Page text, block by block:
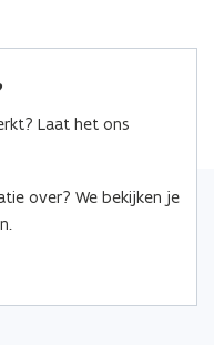
Laat het ons
over? We bekijken je